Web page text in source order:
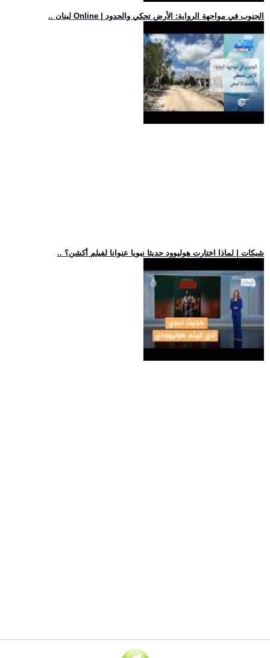
.. لبنان Online | الجنوب في مواجهة الرواية: الأرض تحكي والحدود
.. شبكات | لماذا اختارت هوليوود حديثا نبويا عنوانا لفيلم أكشن؟